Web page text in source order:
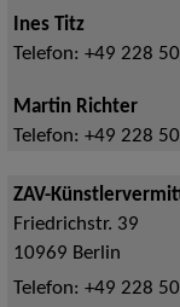
Ines Titz
Telefon: +49 228
Martin Richter
Telefon: +49 228
ZAV-
Friedrichstr. 39
10969 Berlin
Telefon: +49 228